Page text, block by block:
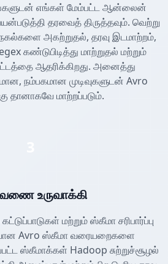
எங்கள் மேம்பட்ட ஆன்லைன்
தரவைத் திருத்தவும். வெற்று
அகற்றுதல், தரவு இடமாற்றம்,
கண்டுபிடித்து மாற்றுதல் மற்றும்
ஆதரிக்கிறது. அனைத்து
நம்பகமான முடிவுகளுடன் Avro
தானாகவே மாற்றப்படும்.
உருவாக்கி
மற்றும் ஸ்கீமா சரிபார்ப்பு
Avro ஸ்கீமா வரையறைகளை
ஸ்கீமாக்கள் Hadoop சுற்றுச்சூழல்